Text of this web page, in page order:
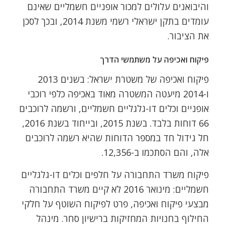
והיבואנים עלולים למכור אופניים חשמליים שאינם
עומדים בתקן ישראלי רשמי משנת 2014, ובכך לסכן
את הציבור.
פיקוח ואכיפה על משתמשי הדרך
פיקוח ואכיפה של משטרת ישראל: בשנים 2013
ו-2014 מיעטה המשטרה מאוד באכיפה כלפי רוכבי
אופניים וכלים דו-גלגליים חשמליים, ורשמה לרוכבים
66 דוחות בלבד. בשנת 2015, ובייחוד בשנת 2016,
חל גידול חד במספר הדוחות שהיא רשמה לרוכבים
אלה, והם הסתכמו ב-12,356.
פיקוח משרד התחבורה על חלפים וכלים דו-גלגליים
חשמליים: מינואר 2016 לא קיים משרד התחבורה
מבצעי פיקוח ואכיפה, פרט לפיקוח השוטף על חלקי
החילוף בחנויות המחזיקות ברישיון סחר. מינהל